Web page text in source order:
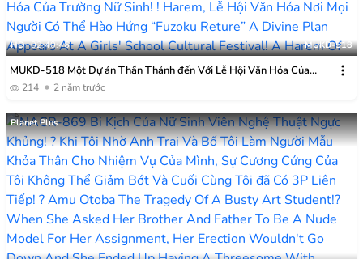
HD 02:40:46 MUKD-518
MUKD-518 Một Dự án Thần Thánh đến Với Lễ Hội Văn Hóa Của
Trường Nữ Sinh! ! Harem, Lễ Hội Văn Hóa Nơi Mọi Người Có Thể Hào
214 2 năm trước
Planet Plus